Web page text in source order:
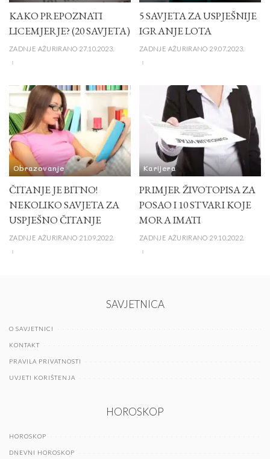
KAKO PREPOZNATI
LICEMJERJE? (20 SAVJETA)
ZADNJE AŽURIRANO 27.10.2023.
5 SAVJETA ZA USPJEŠNIJE
IGRANJE LOTA
ZADNJE AŽURIRANO 29.07.2023.
Obrazovanje
ČITANJE JE BITNO!
NEKOLIKO SAVJETA ZA
USPJEŠNO ČITANJE
ZADNJE AŽURIRANO 21.09.2022.
Karijera
PRIMJER ŽIVOTOPISA ZA
POSAO I 10 STVARI KOJE
MORA IMATI
ZADNJE AŽURIRANO 29.10.2022.
SAVJETNICA
O SAVJETNICI
KONTAKT
PRAVILA PRIVATNOSTI
UVJETI KORIŠTENJA
HOROSKOP
HOROSKOP
DNEVNI HOROSKOP